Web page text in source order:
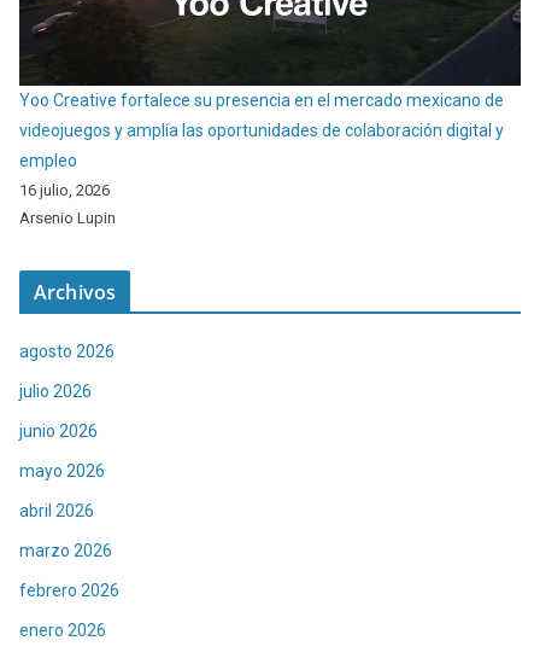
Yoo Creative fortalece su presencia en el mercado mexicano de
videojuegos y amplía las oportunidades de colaboración digital y
empleo
16 julio, 2026
Arsenio Lupin
Archivos
agosto 2026
julio 2026
junio 2026
mayo 2026
abril 2026
marzo 2026
febrero 2026
enero 2026